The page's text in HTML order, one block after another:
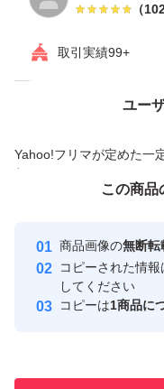
（
取引実績99+
ユー
Yahoo!フリマが定めた一
付与しています
安心取引出品者
取引実績
価格の相談
この商品
商品画像の無断転
コピーされた情報
してください
コピーは1商品に
この商品をみている人